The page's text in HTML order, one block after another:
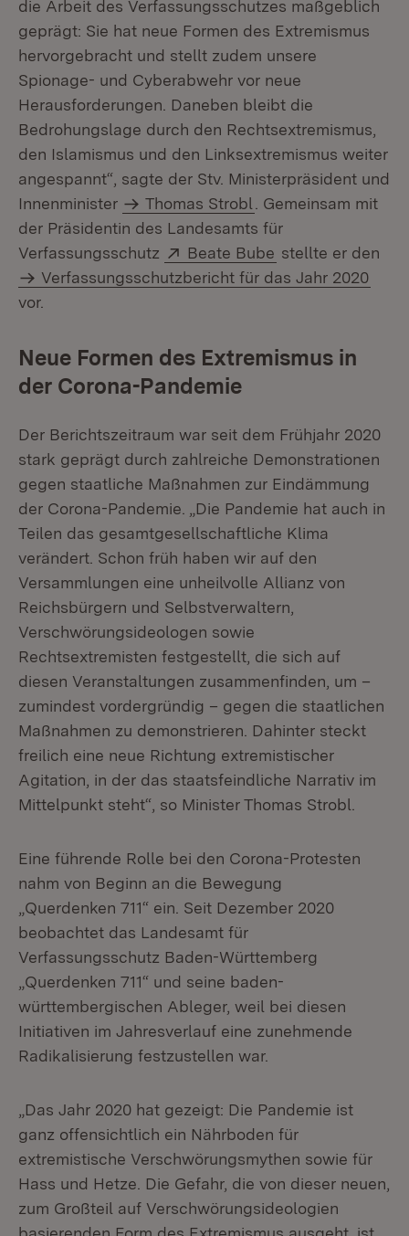
die Arbeit des Verfassungsschutzes maßgeblich
geprägt: Sie hat neue Formen des Extremismus
hervorgebracht und stellt zudem unsere
Spionage- und Cyberabwehr vor neue
Herausforderungen. Daneben bleibt die
Bedrohungslage durch den Rechtsextremismus,
den Islamismus und den Linksextremismus weiter
angespannt“, sagte der Stv. Ministerpräsident und
Innenminister
Thomas Strobl
. Gemeinsam mit
der Präsidentin des Landesamts für
Verfassungsschutz
Extern:
Beate Bube (Öffnet in neuem
stellte er den
Verfassungsschutzbericht für das Jahr 2020
vor.
Neue Formen des Extremismus in
der Corona-Pandemie
Der Berichtszeitraum war seit dem Frühjahr 2020
stark geprägt durch zahlreiche Demonstrationen
gegen staatliche Maßnahmen zur Eindämmung
der Corona-Pandemie. „Die Pandemie hat auch in
Teilen das gesamtgesellschaftliche Klima
verändert. Schon früh haben wir auf den
Versammlungen eine unheilvolle Allianz von
Reichsbürgern und Selbstverwaltern,
Verschwörungsideologen sowie
Rechtsextremisten festgestellt, die sich auf
diesen Veranstaltungen zusammenfinden, um –
zumindest vordergründig – gegen die staatlichen
Maßnahmen zu demonstrieren. Dahinter steckt
freilich eine neue Richtung extremistischer
Agitation, in der das staatsfeindliche Narrativ im
Mittelpunkt steht“, so Minister Thomas Strobl.
Eine führende Rolle bei den Corona-Protesten
nahm von Beginn an die Bewegung
„Querdenken 711“ ein. Seit Dezember 2020
beobachtet das Landesamt für
Verfassungsschutz Baden-Württemberg
„Querdenken 711“ und seine baden-
württembergischen Ableger, weil bei diesen
Initiativen im Jahresverlauf eine zunehmende
Radikalisierung festzustellen war.
„Das Jahr 2020 hat gezeigt: Die Pandemie ist
ganz offensichtlich ein Nährboden für
extremistische Verschwörungsmythen sowie für
Hass und Hetze. Die Gefahr, die von dieser neuen,
zum Großteil auf Verschwörungsideologien